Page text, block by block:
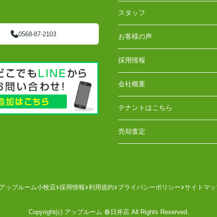
0568-87-2103
スタッフ
お客様の声
採用情報
会社概要
テナントはこちら
売却査定
ップルーム小牧店 採用情報 利用規約 プライバシーポリシー サイトマッ
Copyright(c) アップルーム 春日井店 All Rights Reserved.